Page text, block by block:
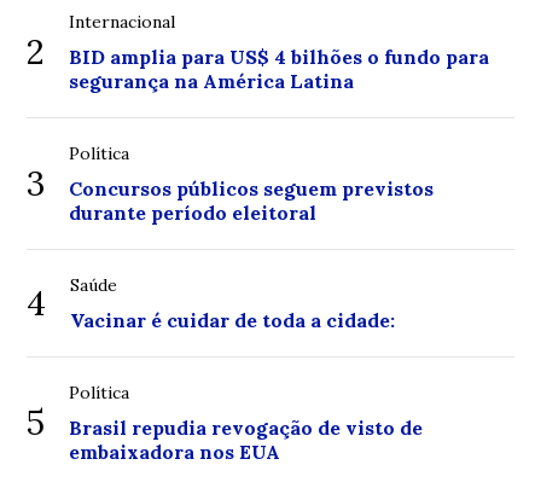
2
Internacional
BID amplia para US$ 4 bilhões o fundo para
segurança na América Latina
3
Política
Concursos públicos seguem previstos
durante período eleitoral
4 Saúde
Vacinar é cuidar de toda a cidade:
5
Política
Brasil repudia revogação de visto de
embaixadora nos EUA